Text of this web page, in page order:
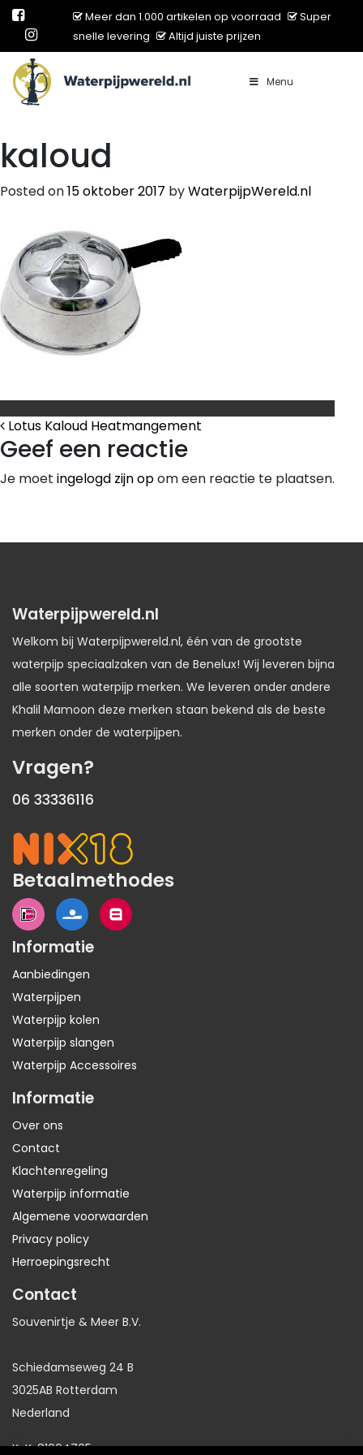
Meer dan 1.000 artikelen op voorraad
Super
snelle levering
Altijd juiste prijzen
Main Navigation Menu
kaloud
Posted on15 oktober 2017 byWaterpijpWereld.nl
Bericht Navigatie
Lotus Kaloud Heatmangement
Geef een reactie
Je moet ingelogd zijn opom een reactie te plaatsen.
Waterpijpwereld.nl
Welkom bij Waterpijpwereld.nl, één van de grootste
waterpijp speciaalzaken van de Benelux! Wij leveren bijna
alle soorten waterpijp merken. We leveren onder andere
Khalil Mamoon deze merken staan bekend als de beste
merken onder de waterpijpen.
Vragen?
06 33336116
Betaalmethodes
Informatie
Aanbiedingen
Waterpijpen
Waterpijp kolen
Waterpijp slangen
Waterpijp Accessoires
Informatie
Over ons
Contact
Klachtenregeling
Waterpijp informatie
Algemene voorwaarden
Privacy policy
Herroepingsrecht
Contact
Souvenirtje & Meer B.V.
Schiedamseweg 24 B
3025AB Rotterdam
Nederland
KvK: 81064705